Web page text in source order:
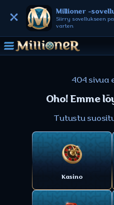
Millioner -
Siirry sovellukseen
varten
404 sivua
Oho! Emme
Tutustu
Kasino